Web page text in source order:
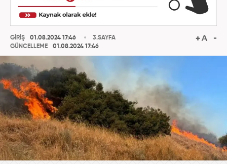
GİRİŞ
01.08.2024 17:46
GÜNCELLEME
01.08.2024 17:46
3.SAYFA